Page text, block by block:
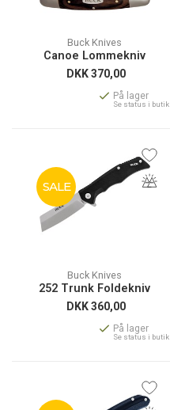
Buck Knives
Canoe Lommekniv
DKK370,00
På lager
Se status i butik
SALE
Buck Knives
252 Trunk Foldekniv
DKK360,00
På lager
Se status i butik